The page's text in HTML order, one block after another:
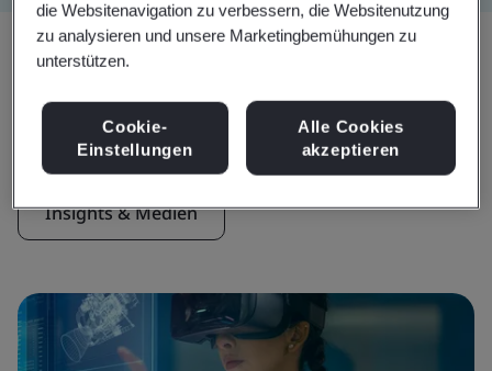
Aktuelle Insights
Insights & Medien
die Websitenavigation zu verbessern, die Websitenutzung
zu analysieren und unsere Marketingbemühungen zu
unterstützen.
Cookie-
Einstellungen
Alle Cookies
akzeptieren